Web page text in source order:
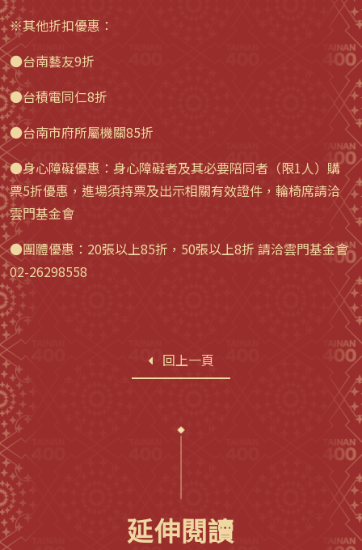
※其他折扣優惠：
●台南藝友9折
●台積電同仁8折
●台南市府所屬機關85折
●身心障礙優惠：身心障礙者及其必要陪同者（限1人）購
票5折優惠，進場須持票及出示相關有效證件，輪椅席請洽
雲門基金會
●團體優惠：20張以上85折，50張以上8折 請洽雲門基金會
02-26298558
回上一頁
延伸閱讀